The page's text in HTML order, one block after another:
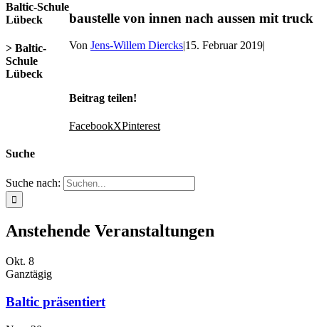
baustelle von innen nach aussen mit truck
Von Jens-Willem Diercks|15. Februar 2019|
Beitrag teilen!
FacebookXPinterest
Suche
Suche nach:
Anstehende Veranstaltungen
Okt. 8
Ganztägig
Baltic präsentiert
Baltic-Schule
Lübeck
> Baltic-
Schule
Lübeck